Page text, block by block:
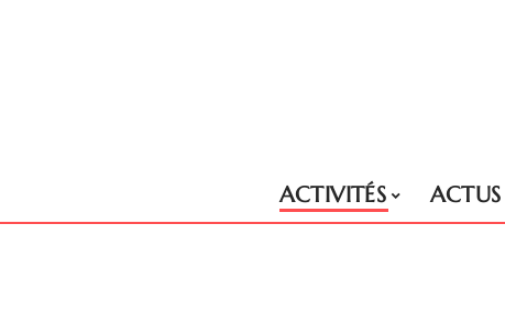
ACTIVITÉS ACTUS